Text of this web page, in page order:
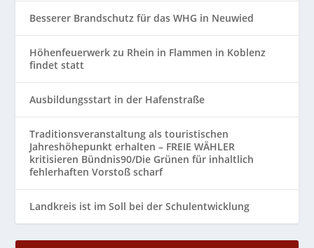
Besserer Brandschutz für das WHG in Neuwied
Höhenfeuerwerk zu Rhein in Flammen in Koblenz
findet statt
Ausbildungsstart in der Hafenstraße
Traditionsveranstaltung als touristischen
Jahreshöhepunkt erhalten – FREIE WÄHLER
kritisieren Bündnis90/Die Grünen für inhaltlich
fehlerhaften Vorstoß scharf
Landkreis ist im Soll bei der Schulentwicklung